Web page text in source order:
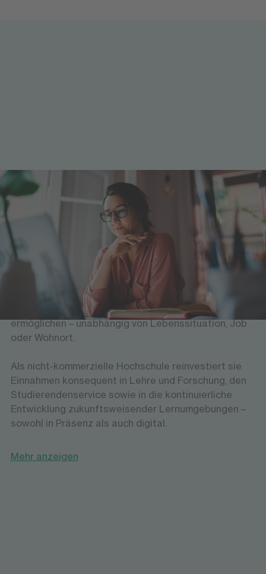
Im Auftrag der Stiftung
Ein hochqualitatives und tragbares
Hochschulstudium zu ermöglichen
Die gemeinnützige FOM Hochschule verfolgt das
Ziel, Berufstätigen und Abiturienten
ein akademisch
hochwertiges und praxisnahes Studium zu
ermöglichen – unabhängig von Lebenssituation, Job
oder Wohnort.
Als nicht-kommerzielle Hochschule reinvestiert sie
Einnahmen konsequent in Lehre und Forschung, den
Studierendenservice sowie in die kontinuierliche
Entwicklung zukunftsweisender Lernumgebungen –
sowohl in Präsenz als auch digital.
Mehr anzeigen